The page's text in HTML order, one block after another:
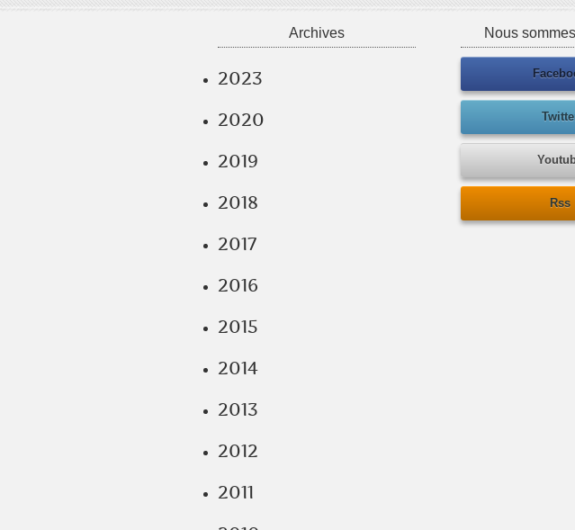
Archives
2023
2020
2019
2018
2017
2016
2015
2014
2013
2012
2011
Nous
Rss